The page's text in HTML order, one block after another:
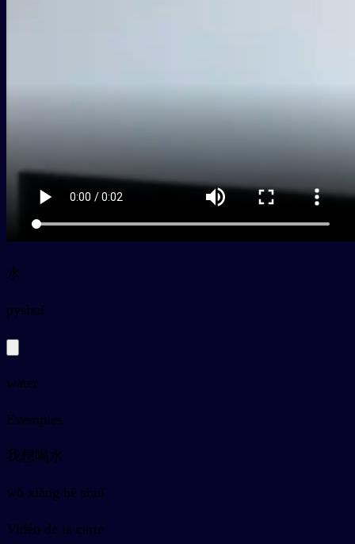
水
pyshuǐ
water
Exemples
我想喝水
wǒ xiǎng hē shuǐ
Vidéo de la carte